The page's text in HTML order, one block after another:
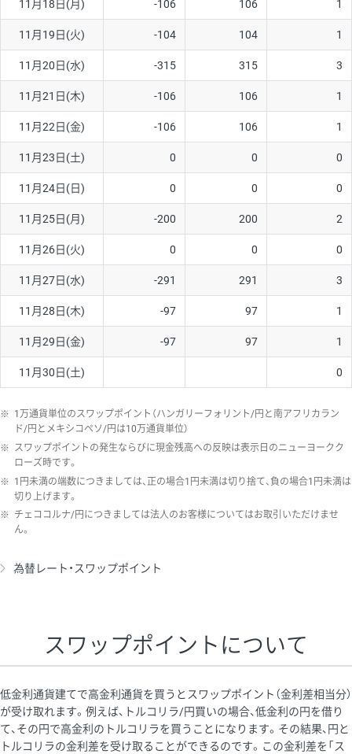
11月18日(月) -106 106 1
11月19日(火) -104 104 1
11月20日(水) -315 315 3
11月21日(木) -106 106 1
11月22日(金) -106 106 1
11月23日(土) 0 0 0
11月24日(日) 0 0 0
11月25日(月) -200 200 2
11月26日(火) 0 0 0
11月27日(水) -291 291 3
11月28日(木) -97 97 1
11月29日(金) -97 97 1
11月30日(土) 0
※ 1万通貨単位のスワップポイント（ハンガリーフォリント/円と南アフリカラン
ド/円とメキシコペソ/円は10万通貨単位）
※ スワップポイントの発生ならびに現金残高への反映は表示日のニューヨークク
ローズ時です。
※ 1円未満の端数につきましては、正の場合1円未満は切り捨て、負の場合1円未満は
切り上げます。
※ チェココルナ/円につきましては法人のお客様についてはお取引いただけませ
ん。
為替レート・スワップポイント
スワップポイントについて
低金利通貨建てで高金利通貨を買うとスワップポイント（金利差相当分）
が受け取れます。例えば、トルコリラ/円買いの場合、低金利の円を借り
て、その円で高金利のトルコリラを買うことになります。その結果、円と
トルコリラの金利差を受け取ることができるのです。この金利差を「ス